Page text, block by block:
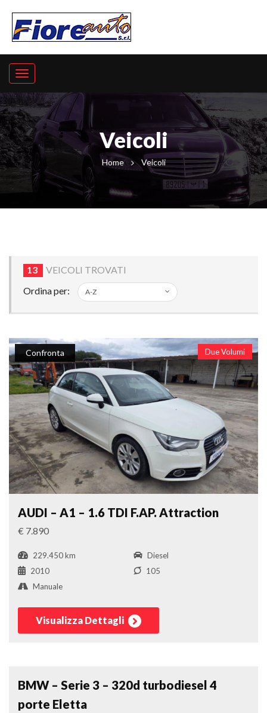
Veicoli
Home Veicoli
13
VEICOLI TROVATI
Ordina per:
Due Volumi
Confronta
AUDI – A1 – 1.6 TDI F.AP. Attraction
€ 7.890
229.450 km
Diesel
2010
105
Manuale
Visualizza Dettagli
Tre Volumi
Confronta
BMW – Serie 3 – 320d turbodiesel 4
porte Eletta